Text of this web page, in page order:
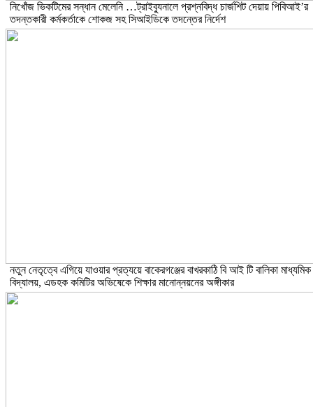
নিখোঁজ ভিকটিমের সন্ধান মেলেনি …ট্রাইব্যুনালে প্রশ্নবিদ্ধ চার্জশিট দেয়ায় পিবিআই’র
তদন্তকারী কর্মকর্তাকে শোকজ সহ সিআইডিকে তদন্তের নির্দেশ
নতুন নেতৃত্বে এগিয়ে যাওয়ার প্রত্যয়ে বাকেরগঞ্জের বাখরকাঠি বি আই টি বালিকা মাধ্যমিক
বিদ্যালয়, এডহক কমিটির অভিষেকে শিক্ষার মানোন্নয়নের অঙ্গীকার